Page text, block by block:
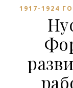
1917-1924